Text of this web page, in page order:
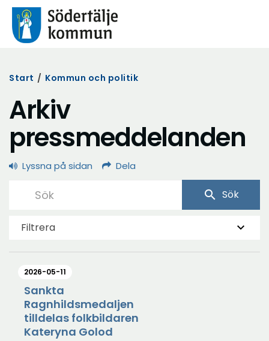
Start / Kommun och politik
Arkiv
pressmeddelanden
Lyssna på sidan Dela
search Sök
Filtrera
2026-05-11
Sankta
Ragnhildsmedaljen
tilldelas folkbildaren
Kateryna Golod